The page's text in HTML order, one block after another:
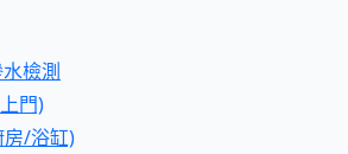
檢測
門)
/浴缸)